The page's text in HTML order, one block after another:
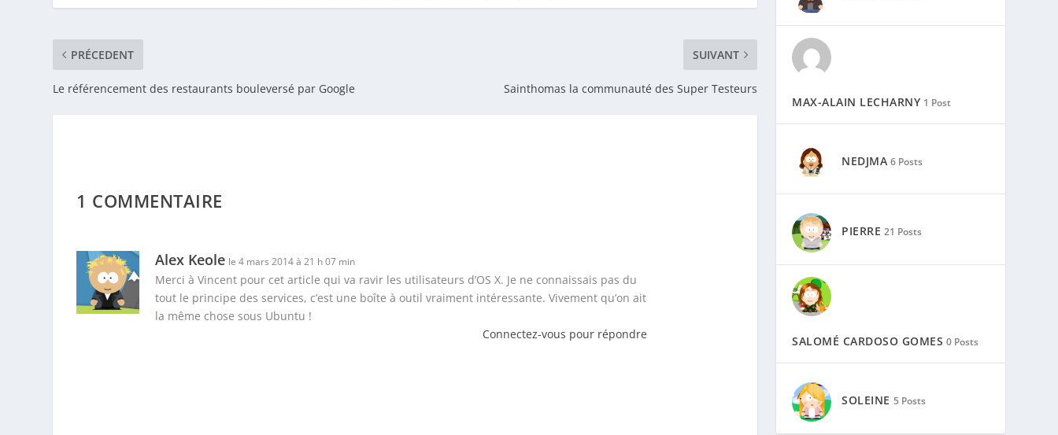
PRÉCEDENT
Le référencement des restaurants bouleversé par Google
SUIVANT
Sainthomas la communauté des Super Testeurs
1 COMMENTAIRE
Alex Keole le 4 mars 2014 à 21 h 07 min
Merci à Vincent pour cet article qui va ravir les utilisateurs d’OS X. Je ne connaissais pas du
tout le principe des services, c’est une boîte à outil vraiment intéressante. Vivement qu’on ait
la même chose sous Ubuntu !
Connectez-vous pour répondre
MAX-ALAIN LECHARNY 1 Post
NEDJMA 6 Posts
PIERRE 21 Posts
SALOMÉ CARDOSO GOMES 0 Posts
SOLEINE 5 Posts